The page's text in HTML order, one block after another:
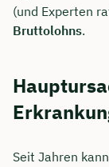
(und Experten
Bruttolohns.
Seit Jahren